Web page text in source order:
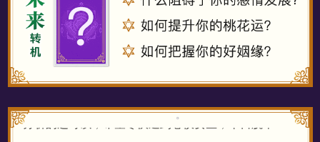
袁**女士
还不错，大致方向是准的。不过我不会放弃，非常感谢
分析的还可以，希望尽快遇到心仪女生，早日脱单